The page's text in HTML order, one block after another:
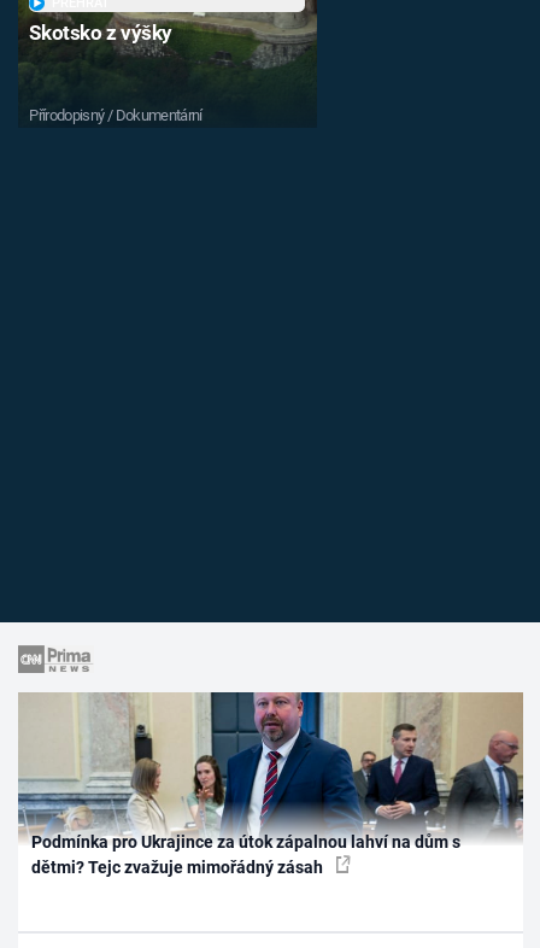
Skotsko z výšky
Přírodopisný / Dokumentární
Podmínka pro Ukrajince za útok zápalnou lahví na dům s
dětmi? Tejc zvažuje mimořádný zásah